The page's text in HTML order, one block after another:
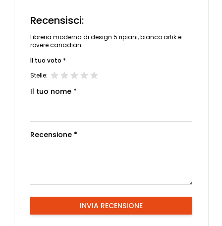
Recensisci:
Libreria moderna di design 5 ripiani, bianco artik e
rovere canadian
Il tuo voto *
Stelle:
Il tuo nome *
Recensione *
INVIA RECENSIONE